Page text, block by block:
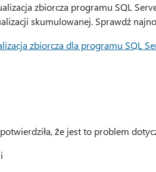
zbiorcza programu SQL
skumulowanej. Sprawdź
zbiorcza dla programu SQL
że jest to problem